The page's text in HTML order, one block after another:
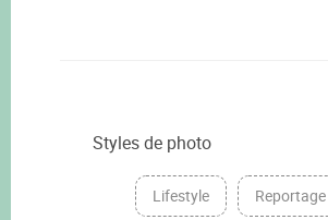
Styles de photo
Lifestyle Reportage